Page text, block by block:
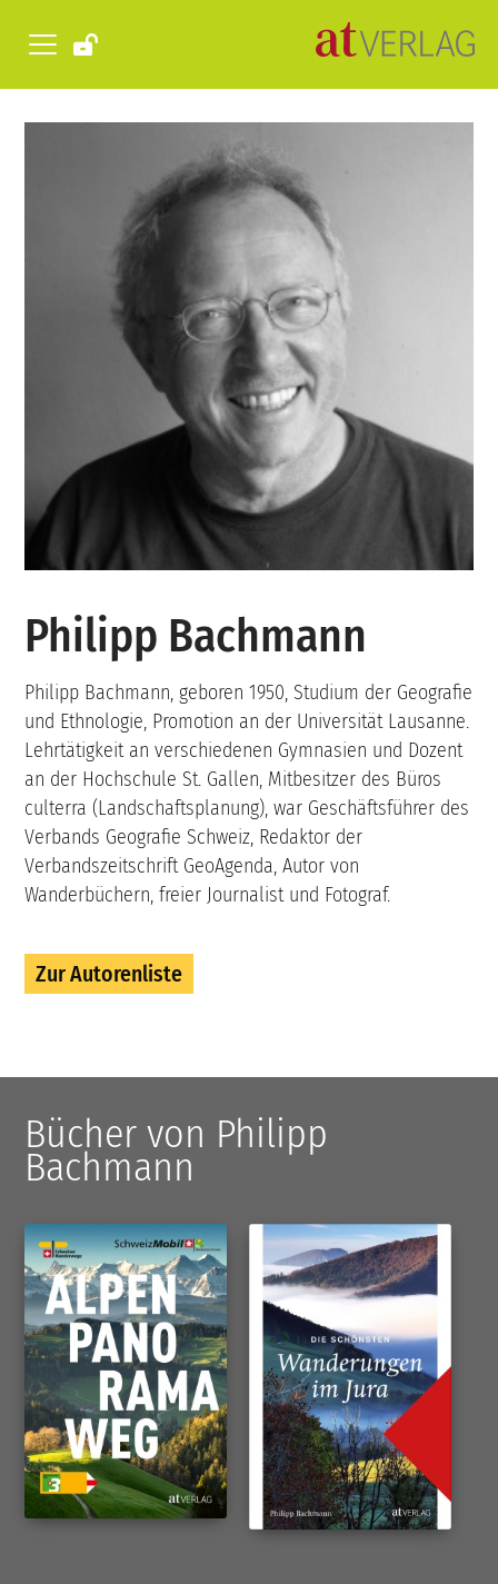
Philipp Bachmann
Philipp Bachmann, geboren 1950, Studium der Geografie
und Ethnologie, Promotion an der Universität Lausanne.
Lehrtätigkeit an verschiedenen Gymnasien und Dozent
an der Hochschule St. Gallen, Mitbesitzer des Büros
culterra (Landschaftsplanung), war Geschäftsführer des
Verbands Geografie Schweiz, Redaktor der
Verbandszeitschrift GeoAgenda, Autor von
Wanderbüchern, freier Journalist und Fotograf.
Zur Autorenliste
Bücher von Philipp
Bachmann